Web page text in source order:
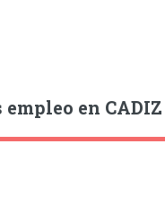
empleo en CADIZ